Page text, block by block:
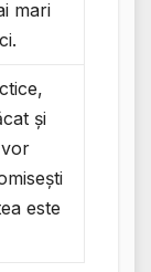
mari
și
este